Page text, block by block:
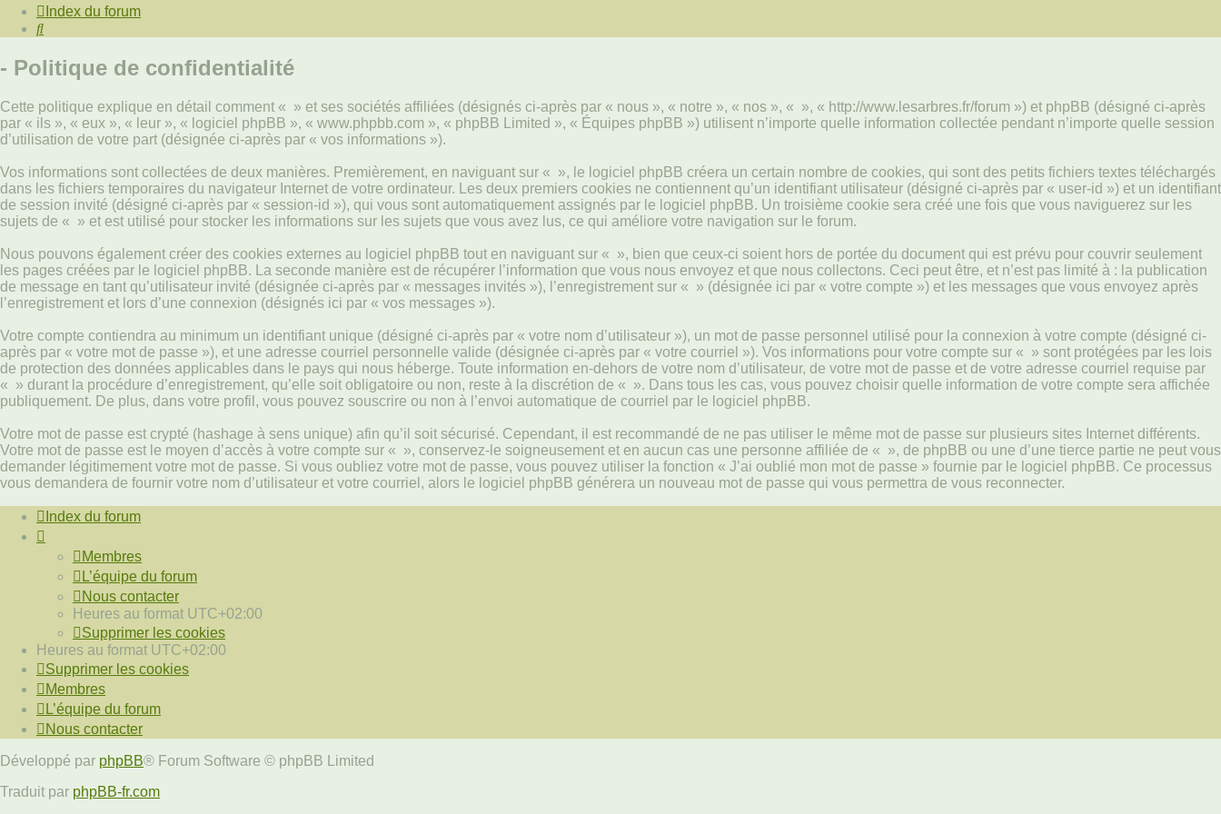
Index du forum
Rechercher
- Politique de confidentialité
Cette politique explique en détail comment « » et ses sociétés affiliées (désignés ci-après par « nous », « notre », « nos », « », « http://www.lesarbres.fr/forum ») et phpBB (désigné ci-après
par « ils », « eux », « leur », « logiciel phpBB », « www.phpbb.com », « phpBB Limited », « Équipes phpBB ») utilisent n’importe quelle information collectée pendant n’importe quelle session
d’utilisation de votre part (désignée ci-après par « vos informations »).
Vos informations sont collectées de deux manières. Premièrement, en naviguant sur « », le logiciel phpBB créera un certain nombre de cookies, qui sont des petits fichiers textes téléchargés
dans les fichiers temporaires du navigateur Internet de votre ordinateur. Les deux premiers cookies ne contiennent qu’un identifiant utilisateur (désigné ci-après par « user-id ») et un identifiant
de session invité (désigné ci-après par « session-id »), qui vous sont automatiquement assignés par le logiciel phpBB. Un troisième cookie sera créé une fois que vous naviguerez sur les
sujets de « » et est utilisé pour stocker les informations sur les sujets que vous avez lus, ce qui améliore votre navigation sur le forum.
Nous pouvons également créer des cookies externes au logiciel phpBB tout en naviguant sur « », bien que ceux-ci soient hors de portée du document qui est prévu pour couvrir seulement
les pages créées par le logiciel phpBB. La seconde manière est de récupérer l’information que vous nous envoyez et que nous collectons. Ceci peut être, et n’est pas limité à : la publication
de message en tant qu’utilisateur invité (désignée ci-après par « messages invités »), l’enregistrement sur « » (désignée ici par « votre compte ») et les messages que vous envoyez après
l’enregistrement et lors d’une connexion (désignés ici par « vos messages »).
Votre compte contiendra au minimum un identifiant unique (désigné ci-après par « votre nom d’utilisateur »), un mot de passe personnel utilisé pour la connexion à votre compte (désigné ci-
après par « votre mot de passe »), et une adresse courriel personnelle valide (désignée ci-après par « votre courriel »). Vos informations pour votre compte sur « » sont protégées par les lois
de protection des données applicables dans le pays qui nous héberge. Toute information en-dehors de votre nom d’utilisateur, de votre mot de passe et de votre adresse courriel requise par
« » durant la procédure d’enregistrement, qu’elle soit obligatoire ou non, reste à la discrétion de « ». Dans tous les cas, vous pouvez choisir quelle information de votre compte sera affichée
publiquement. De plus, dans votre profil, vous pouvez souscrire ou non à l’envoi automatique de courriel par le logiciel phpBB.
Votre mot de passe est crypté (hashage à sens unique) afin qu’il soit sécurisé. Cependant, il est recommandé de ne pas utiliser le même mot de passe sur plusieurs sites Internet différents.
Votre mot de passe est le moyen d’accès à votre compte sur « », conservez-le soigneusement et en aucun cas une personne affiliée de « », de phpBB ou une d’une tierce partie ne peut vous
demander légitimement votre mot de passe. Si vous oubliez votre mot de passe, vous pouvez utiliser la fonction « J’ai oublié mon mot de passe » fournie par le logiciel phpBB. Ce processus
vous demandera de fournir votre nom d’utilisateur et votre courriel, alors le logiciel phpBB générera un nouveau mot de passe qui vous permettra de vous reconnecter.
Index du forum
Membres
L’équipe du forum
Nous contacter
Heures au format UTC+02:00
Supprimer les cookies
Heures au format UTC+02:00
Supprimer les cookies
Membres
L’équipe du forum
Nous contacter
Développé par phpBB® Forum Software © phpBB Limited
Traduit par phpBB-fr.com